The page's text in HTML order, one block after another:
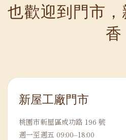
也歡迎到門市
香
新屋工廠門市
桃園市新屋區成功路 196 號
週一至週五 09:00–18:00